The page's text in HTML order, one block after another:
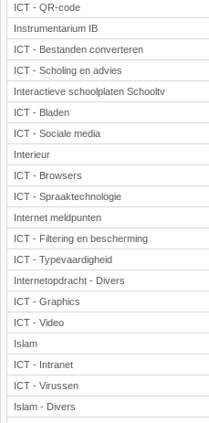
ICT - QR-code
Instrumentarium IB
ICT - Bestanden converteren
ICT - Scholing en advies
Interactieve schoolplaten Schooltv
ICT - Bladen
ICT - Sociale media
Interieur
ICT - Browsers
ICT - Spraaktechnologie
Internet meldpunten
ICT - Filtering en bescherming
ICT - Typevaardigheid
Internetopdracht - Divers
ICT - Graphics
ICT - Video
Islam
ICT - Intranet
ICT - Virussen
Islam - Divers